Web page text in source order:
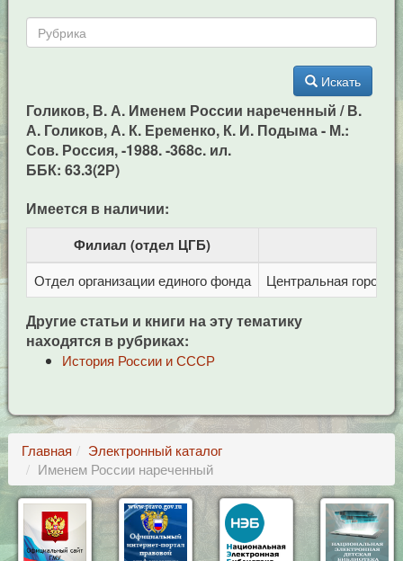
Искать
Голиков, В. А. Именем России нареченный / В.
А. Голиков, А. К. Еременко, К. И. Подыма - М.:
Сов. Россия, -1988. -368c. ил.
ББК: 63.3(2Р)
Имеется в наличии:
Филиал (отдел ЦГБ)
Отдел организации единого фонда Центральная
Другие статьи и книги на эту тематику
находятся в рубриках:
История России и СССР
Главная
Электронный каталог
Именем России нареченный